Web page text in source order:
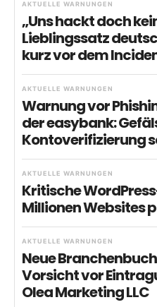
AKTUELLE WARNUNGEN
„Uns hackt doch
Lieblingssatz
kurz vor dem
AKTUELLE WARNUNGEN
Warnung vor
der easybank:
Kontoverifizierung
AKTUELLE WARNUNGEN
Kritische
Millionen Websites
AKTUELLE WARNUNGEN
Neue
Vorsicht vor
Olea Marketing LLC